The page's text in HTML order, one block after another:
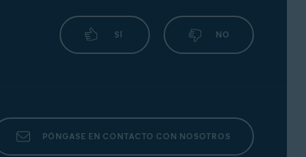
SÍ NO
PÓNGASE EN CONTACTO CON NOSOTROS